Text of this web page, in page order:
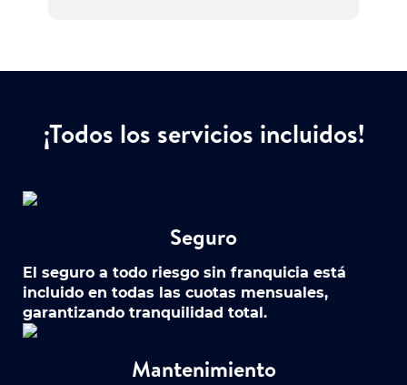
¡Todos los servicios incluidos!
Seguro
El seguro a todo riesgo sin franquicia está
incluido en todas las cuotas mensuales,
garantizando tranquilidad total.
Mantenimiento